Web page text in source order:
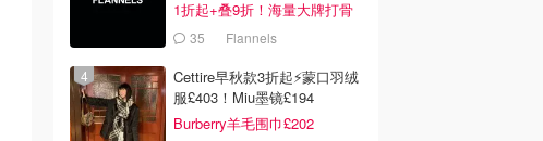
1折起+叠9折！海量大牌打骨
折！
35 Flannels
Cettire早秋款3折起⚡️蒙口羽绒
服£403！Miu墨镜£194
Burberry羊毛围巾£202